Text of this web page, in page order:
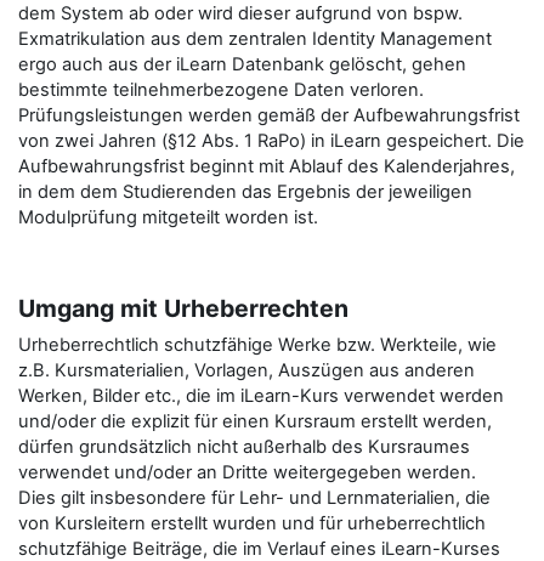
dem System ab oder wird dieser aufgrund von bspw.
Exmatrikulation aus dem zentralen Identity Management
ergo auch aus der iLearn Datenbank gelöscht, gehen
bestimmte teilnehmerbezogene Daten verloren.
Prüfungsleistungen werden gemäß der Aufbewahrungsfrist
von zwei Jahren (§12 Abs. 1 RaPo) in iLearn gespeichert. Die
Aufbewahrungsfrist beginnt mit Ablauf des Kalenderjahres,
in dem dem Studierenden das Ergebnis der jeweiligen
Modulprüfung mitgeteilt worden ist.
Umgang mit Urheberrechten
Urheberrechtlich schutzfähige Werke bzw. Werkteile, wie
z.B. Kursmaterialien, Vorlagen, Auszügen aus anderen
Werken, Bilder etc., die im iLearn-Kurs verwendet werden
und/oder die explizit für einen Kursraum erstellt werden,
dürfen grundsätzlich nicht außerhalb des Kursraumes
verwendet und/oder an Dritte weitergegeben werden.
Dies gilt insbesondere für Lehr- und Lernmaterialien, die
von Kursleitern erstellt wurden und für urheberrechtlich
schutzfähige Beiträge, die im Verlauf eines iLearn-Kurses